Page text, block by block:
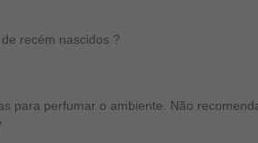
recém nascidos ?
para perfumar o ambiente. Não